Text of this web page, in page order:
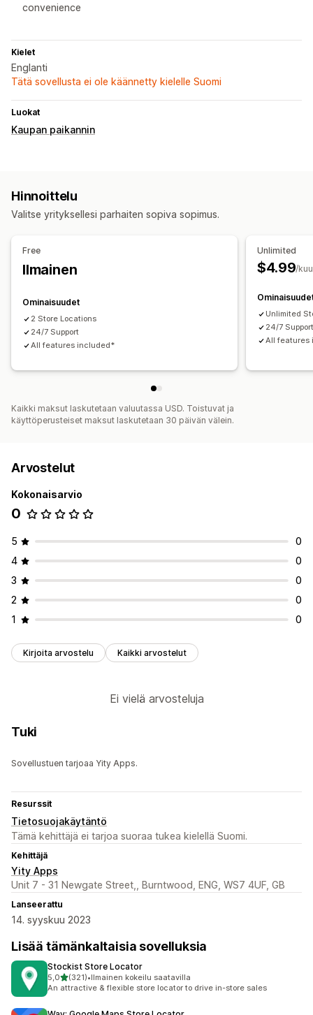
convenience
Kielet
Englanti
Tätä sovellusta ei ole käännetty kielelle Suomi
Luokat
Kaupan paikannin
Hinnoittelu
Valitse yrityksellesi parhaiten sopiva sopimus.
Free
Ilmainen
Ominaisuudet
2 Store Locations
24/7 Support
All features included*
Unlimited
$4.99/
Unlimited
24/7
All features
Kaikki maksut laskutetaan valuutassa USD. Toistuvat ja
käyttöperusteiset maksut laskutetaan 30 päivän välein.
Arvostelut
Kokonaisarvio
0
5
0
4
0
3
0
2
0
1
0
Kirjoita arvostelu Kaikki arvostelut
Ei vielä arvosteluja
Tuki
Sovellustuen tarjoaa Yity Apps.
Resurssit
Tietosuojakäytäntö
Tämä kehittäjä ei tarjoa suoraa tukea kielellä Suomi.
Kehittäjä
Yity Apps
Unit 7 - 31 Newgate Street,, Burntwood, ENG, WS7 4UF, GB
Lanseerattu
14. syyskuu 2023
Lisää tämänkaltaisia sovelluksia
Stockist Store Locator
5,0/ 5 tähteä
(321)
321 arvostelua yhteensä
•Ilmainen kokeilu saatavilla
An attractive & flexible store locator to drive in-store sales